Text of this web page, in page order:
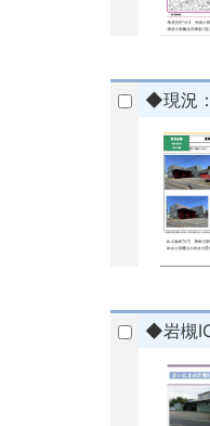
◆現況
◆岩槻